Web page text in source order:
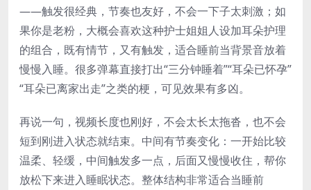
——触发很经典，节奏也友好，不会一下子太刺激；如
果你是老粉，大概会喜欢这种护士姐姐人设加耳朵护理
的组合，既有情节，又有触发，适合睡前当背景音放着
慢慢入睡。很多弹幕直接打出“三分钟睡着”“耳朵已怀孕”
“耳朵已离家出走”之类的梗，可见效果有多凶。
再说一句，视频长度也刚好，不会太长太拖沓，也不会
短到刚进入状态就结束。中间有节奏变化：一开始比较
温柔、轻缓，中间触发多一点，后面又慢慢收住，帮你
放松下来进入睡眠状态。整体结构非常适合当睡前